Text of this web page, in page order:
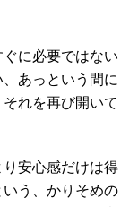
に必要ではない
あっという間に
れを再び開いて
安心感だけは得
う、かりそめの